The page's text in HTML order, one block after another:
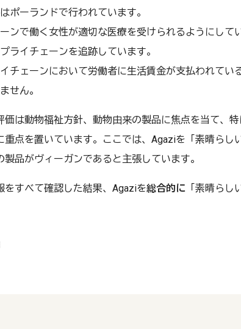
ポーランドで行われています。
ンで働く女性が適切な医療を受けられるようにして
ライチェーンを追跡しています。
チェーンにおいて労働者に生活賃金が支払われてい
せん。
価は動物福祉方針、動物由来の製品に焦点を当て、
重点を置いています。ここでは、Agaziを「素晴らし
製品がヴィーガンであると主張しています。
をすべて確認した結果、Agaziを総合的に 「素晴らし